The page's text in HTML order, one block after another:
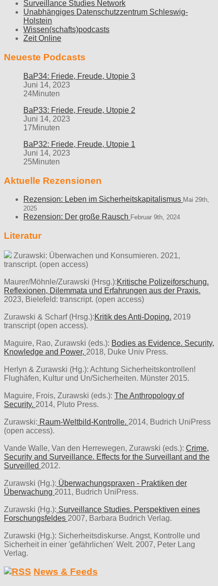
Surveillance Studies Network
Unabhängiges Datenschutzzentrum Schleswig-
Holstein
Wissen(schafts)podcasts
Zeit Online
Neueste Podcasts
BaP34: Friede, Freude, Utopie 3
Juni 14, 2023
24Minuten
BaP33: Friede, Freude, Utopie 2
Juni 14, 2023
17Minuten
BaP32: Friede, Freude, Utopie 1
Juni 14, 2023
25Minuten
Aktuelle Rezensionen
Rezension: Leben im Sicherheitskapitalismus Mai 29th,
2025
Rezension: Der große Rausch Februar 9th, 2024
Literatur
Zurawski: Überwachen und Konsumieren. 2021,
transcript. (open access)
Maurer/Möhnle/Zurawski (Hrsg.):Kritische Polizeiforschung.
Reflexionen, Dilemmata und Erfahrungen aus der Praxis.
2023, Bielefeld: transcript. (open access)
Zurawski & Scharf (Hrsg.):Kritik des Anti-Doping. 2019
transcript (open access).
Maguire, Rao, Zurawski (eds.): Bodies as Evidence. Security,
Knowledge and Power, 2018, Duke Univ Press.
Herlyn & Zurawski (Hg.): Achtung Sicherheitskontrollen!
Flughäfen, Kultur und Un/Sicherheiten. Münster 2015.
Maguire, Frois, Zurawski (eds.): The Anthropology of
Security. 2014, Pluto Press.
Zurawski: Raum-Weltbild-Kontrolle. 2014, Budrich UniPress
(open access).
Vande Walle, Van den Herrewegen, Zurawski (eds.): Crime,
Security and Surveillance. Effects for the Surveillant and the
Surveilled 2012.
Zurawski (Hg.): Überwachungspraxen - Praktiken der
Überwachung 2011, Budrich UniPress.
Zurawski (Hg.): Surveillance Studies. Perspektiven eines
Forschungsfeldes 2007, Barbara Budrich Verlag.
Zurawski (Hg.): Sicherheitsdiskurse. Angst, Kontrolle und
Sicherheit in einer 'gefährlichen' Welt. 2007, Peter Lang
Verlag.
News & Feeds